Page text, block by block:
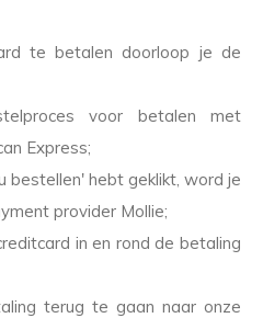
te betalen doorloop je de
voor betalen met
Express;
bestellen' hebt geklikt, word je
provider Mollie;
in en rond de betaling
terug te gaan naar onze